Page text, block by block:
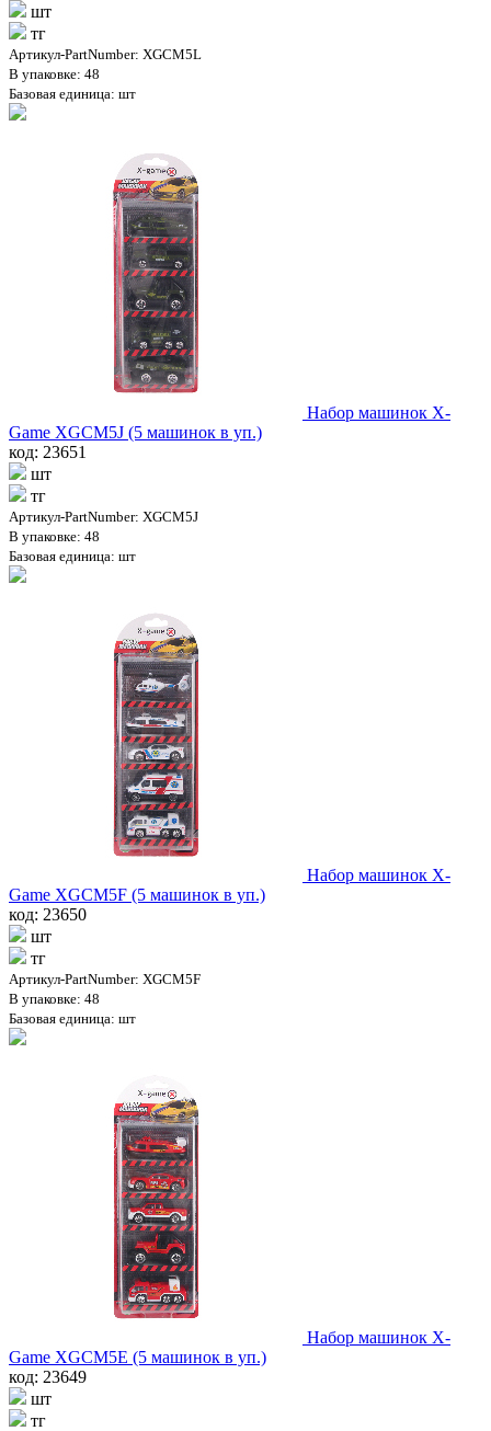
шт
тг
Артикул-PartNumber: XGCM5L
В упаковке: 48
Базовая единица: шт
Набор машинок X-
Game XGCM5J (5 машинок в уп.)
код: 23651
шт
тг
Артикул-PartNumber: XGCM5J
В упаковке: 48
Базовая единица: шт
Набор машинок X-
Game XGCM5F (5 машинок в уп.)
код: 23650
шт
тг
Артикул-PartNumber: XGCM5F
В упаковке: 48
Базовая единица: шт
Набор машинок X-
Game XGCM5E (5 машинок в уп.)
код: 23649
шт
тг